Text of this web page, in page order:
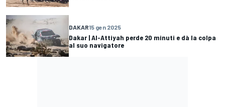
DAKAR15 gen 2025
Dakar | Al-Attiyah perde 20 minuti e dà la colpa
al suo navigatore